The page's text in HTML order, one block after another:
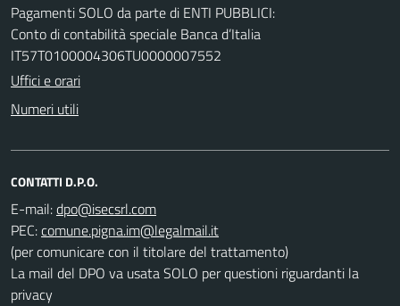
Pagamenti SOLO da parte di ENTI PUBBLICI:
Conto di contabilità speciale Banca d’Italia
IT57T0100004306TU0000007552
Uffici e orari
Numeri utili
CONTATTI D.P.O.
E-mail:
PEC:
(per comunicare con il titolare del trattamento)
La mail del DPO va usata SOLO per questioni riguardanti la
privacy